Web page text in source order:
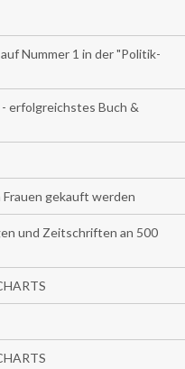
Nummer 1 in der "Politik-
erfolgreichstes Buch &
Frauen gekauft werden
und Zeitschriften an 500